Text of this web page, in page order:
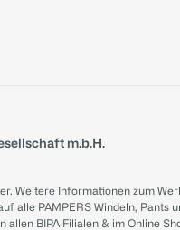
m.b.H.
Weitere Informationen zum
alle PAMPERS Windeln,
allen BIPA Filialen & im Online